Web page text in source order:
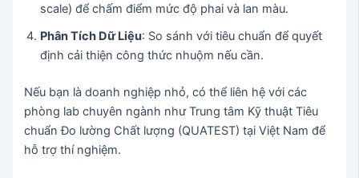
scale) để chấm điểm mức độ phai và lan màu.
Phân Tích Dữ Liệu: So sánh với tiêu chuẩn để quyết
định cải thiện công thức nhuộm nếu cần.
Nếu bạn là doanh nghiệp nhỏ, có thể liên hệ với các
phòng lab chuyên ngành như Trung tâm Kỹ thuật Tiêu
chuẩn Đo lường Chất lượng (QUATEST) tại Việt Nam để
hỗ trợ thí nghiệm.